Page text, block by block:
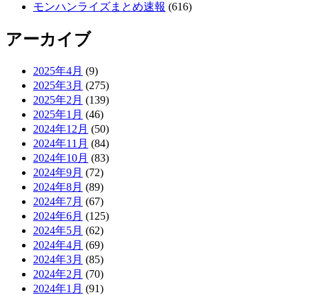
モンハンライズまとめ速報 (616)
アーカイブ
2025年4月 (9)
2025年3月 (275)
2025年2月 (139)
2025年1月 (46)
2024年12月 (50)
2024年11月 (84)
2024年10月 (83)
2024年9月 (72)
2024年8月 (89)
2024年7月 (67)
2024年6月 (125)
2024年5月 (62)
2024年4月 (69)
2024年3月 (85)
2024年2月 (70)
2024年1月 (91)